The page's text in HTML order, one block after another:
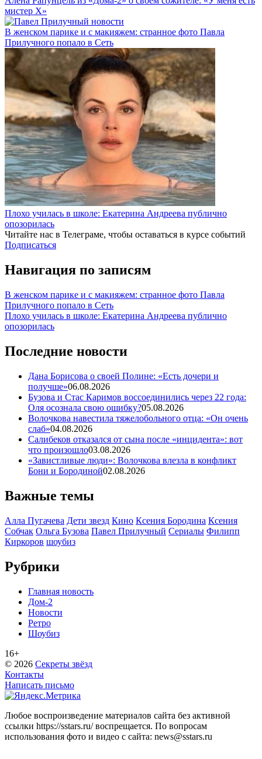
мистер Х»
В женском парике и с макияжем: странное фото Павла
Прилучного попало в Сеть
Плохо училась в школе: Екатерина Андреева публично
опозорилась
Читайте нас в Телеграме, чтобы оставаться в курсе событий
Подписаться
Навигация по записям
В женском парике и с макияжем: странное фото Павла
Прилучного попало в Сеть
Плохо училась в школе: Екатерина Андреева публично
опозорилась
Последние новости
Дана Борисова о своей Полине: «Есть дочери и
получше»06.08.2026
Бузова и Стас Каримов воссоединились через 22 года:
Оля осознала свою ошибку?05.08.2026
Волочкова навестила тяжелобольного отца: «Он очень
слаб»04.08.2026
Салибеков отказался от сына после «инцидента»: вот
что произошло03.08.2026
«Завистливые люди»: Волочкова влезла в конфликт
Бони и Бородиной02.08.2026
Важные темы
Алла Пугачева Дети звезд Кино Ксения Бородина Ксения
Собчак Ольга Бузова Павел Прилучный Сериалы Филипп
Киркоров шоубиз
Рубрики
Главная новость
Дом-2
Новости
Ретро
Шоубиз
16+
© 2026 Секреты звёзд
Контакты
Написать письмо
Любое воспроизведение материалов сайта без активной
ссылки https://sstars.ru/ воспрещается. По вопросам
использования фото и видео с сайта: news@sstars.ru